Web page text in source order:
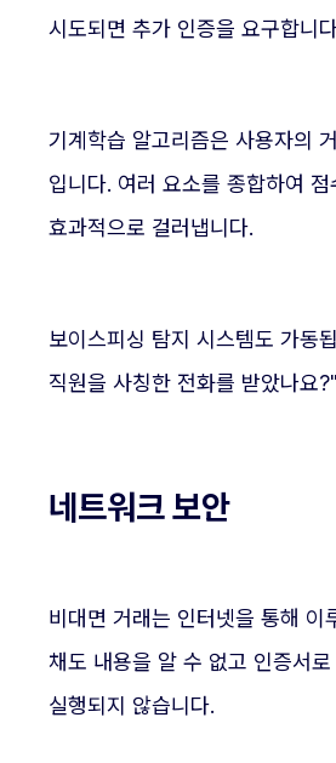
시도되면 추가 인증을 요구합니
기계학습 알고리즘은 사용자의
입니다. 여러 요소를 종합하여
효과적으로 걸러냅니다.
보이스피싱 탐지 시스템도 가동
직원을 사칭한 전화를 받았나요
네트워크 보안
비대면 거래는 인터넷을 통해
채도 내용을 알 수 없고 인증서
실행되지 않습니다.